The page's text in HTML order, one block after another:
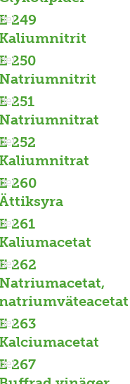
E 249
Kaliumnitrit
E 250
Natriumnitrit
E 251
Natriumnitrat
E 252
Kaliumnitrat
E 260
E 261
Kaliumacetat
E 262
Natriumacetat,
E 263
Kalciumacetat
E 267